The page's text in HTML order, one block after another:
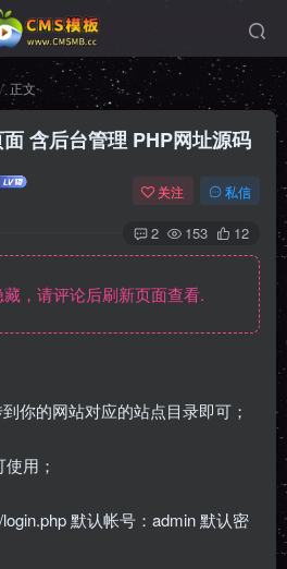
正文
含后台管理 PHP网址源码
关注 私信
2 153 12
，请评论后刷新页面查看.
你的网站对应的站点目录即可；
用；
默认帐号：admin 默认密